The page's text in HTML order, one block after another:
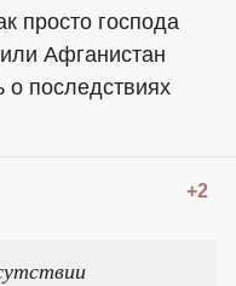
просто господа
Афганистан
о последствиях
+2